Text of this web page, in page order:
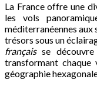
La France offre une
les vols
méditerranéennes aux
trésors sous un
françaisse
transformant
géographie